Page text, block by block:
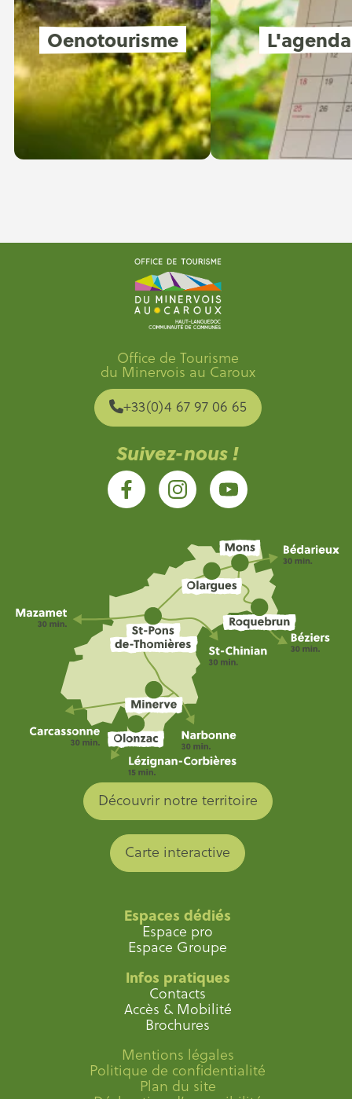
Oenotourisme L'agenda
Office de Tourisme
du Minervois au Caroux
+33(0)4 67 97 06 65
Suivez-nous !
Découvrir notre territoire
Carte interactive
Espaces dédiés
Espace pro
Espace Groupe
Infos pratiques
Contacts
Accès & Mobilité
Brochures
Mentions légales
Politique de confidentialité
Plan du site